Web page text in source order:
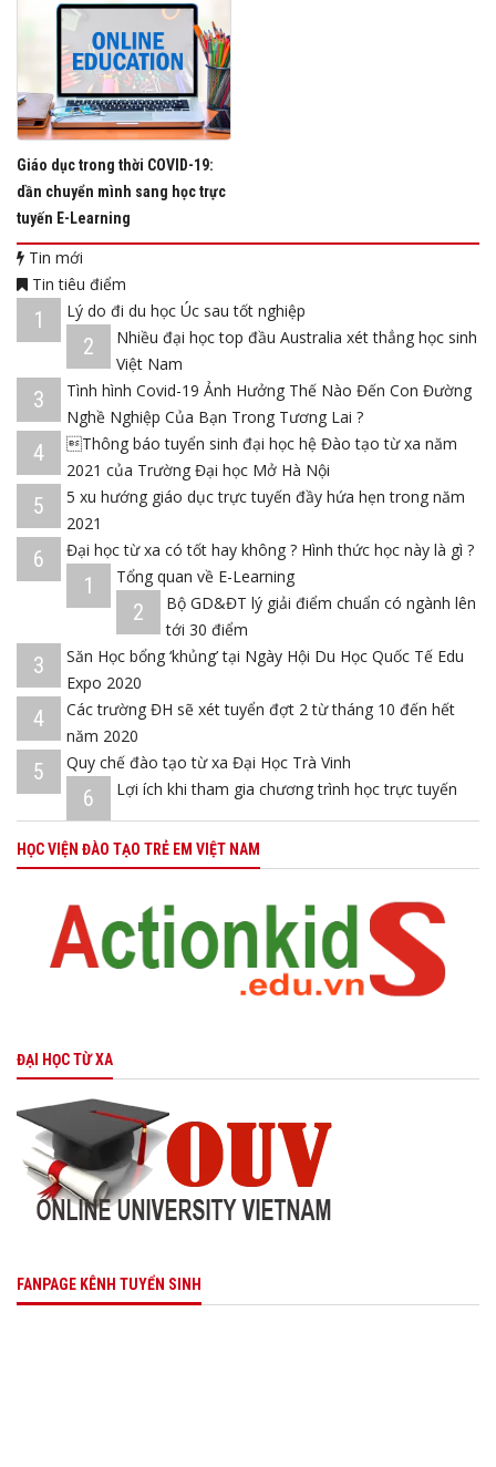
Giáo dục trong thời COVID-19:
dần chuyển mình sang học trực
tuyến E-Learning
Tin mới
Tin tiêu điểm
1 Lý do đi du học Úc sau tốt nghiệp
2
Nhiều đại học top đầu Australia xét thẳng học sinh
Việt Nam
3
Tình hình Covid-19 Ảnh Hưởng Thế Nào Đến Con Đường
Nghề Nghiệp Của Bạn Trong Tương Lai ?
4
Thông báo tuyển sinh đại học hệ Đào tạo từ xa năm
2021 của Trường Đại học Mở Hà Nội
5
5 xu hướng giáo dục trực tuyến đầy hứa hẹn trong năm
2021
6 Đại học từ xa có tốt hay không ? Hình thức học này là gì ?
1 Tổng quan về E-Learning
2
Bộ GD&ĐT lý giải điểm chuẩn có ngành lên
tới 30 điểm
3
Săn Học bổng ‘khủng’ tại Ngày Hội Du Học Quốc Tế Edu
Expo 2020
4
Các trường ĐH sẽ xét tuyển đợt 2 từ tháng 10 đến hết
năm 2020
5 Quy chế đào tạo từ xa Đại Học Trà Vinh
6 Lợi ích khi tham gia chương trình học trực tuyến
HỌC VIỆN ĐÀO TẠO TRẺ EM VIỆT NAM
ĐẠI HỌC TỪ XA
FANPAGE KÊNH TUYỂN SINH